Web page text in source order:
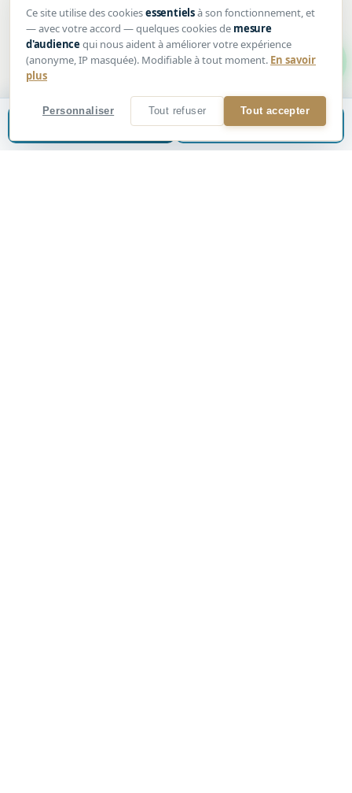
Cet appartement traversant, situé au 1er étage sur 3
sans ascenseur, saura vous séduire par son
emplacement STRATEGIQUE et sa LUMINOSITE.
Il se compose d’un salon SPACIEUX, d’une cuisine
équipé, de deux chambres, d’une salle de bain et WC.
Ce site utilise des cookiesessentielsà son fonctionnement, et
— avec votre accord — quelques cookies de mesure
d'audience qui nous aident à améliorer votre expérience
(anonyme, IP masquée). Modifiable à tout moment. En savoir
plus
Personnaliser Tout refuser Tout accepter
Estimer mon bien 📞Être rappelé